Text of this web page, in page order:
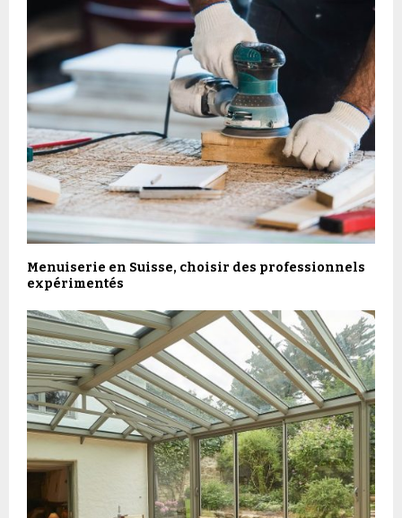
Menuiserie en Suisse, choisir des professionnels
expérimentés